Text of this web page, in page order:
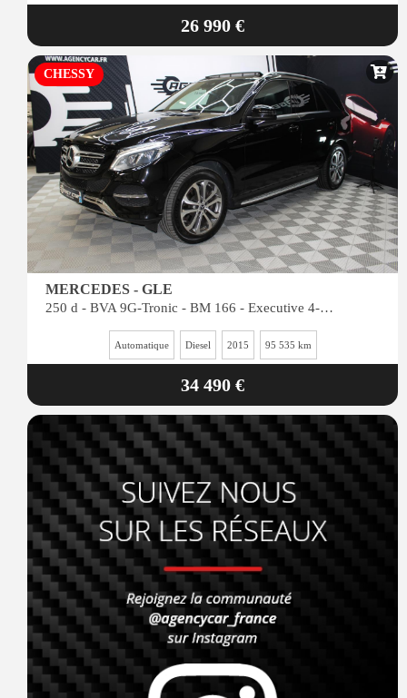
26 990 €
CHESSY
MERCEDES - GLE
250 d - BVA 9G-Tronic - BM 166 - Executive 4-Matic - Suivi FULL Mercedes
Automatique Diesel 2015 95 535 km
34 490 €